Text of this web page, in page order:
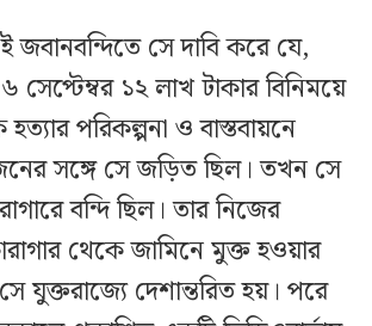
জবানবন্দিতে সে দাবি করে যে,
১২ লাখ টাকার বিনিময়ে
পরিকল্পনা ও বাস্তবায়নে
সঙ্গে সে জড়িত ছিল। তখন সে
বন্দি ছিল। তার নিজের
থেকে জামিনে মুক্ত হওয়ার
যুক্তরাজ্যে দেশান্তরিত হয়। পরে